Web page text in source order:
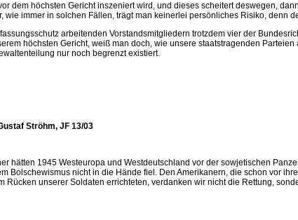
dem höchsten Gericht inszeniert wird, und dieses scheitert deswegen,
immer in solchen Fällen, trägt man keinerlei persönliches Risiko, denn
arbeitenden Vorstandsmitgliedern trotzdem vier der
höchsten Gericht, weiß man doch, wie unsere staatstragenden
nur noch begrenzt existiert.
Ströhm, JF 13/03
hätten 1945 Westeuropa und Westdeutschland vor der sowjetischen
Bolschewismus nicht in die Hände fiel. Den Amerikanern, die schon vor
Rücken unserer Soldaten errichteten, verdanken wir nicht die Rettung,